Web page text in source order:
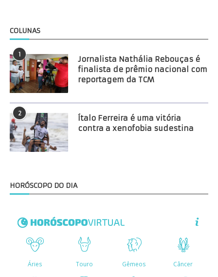
COLUNAS
1
Jornalista Nathália Rebouças é
finalista de prêmio nacional com
reportagem da TCM
2
Ítalo Ferreira é uma vitória
contra a xenofobia sudestina
HORÓSCOPO DO DIA